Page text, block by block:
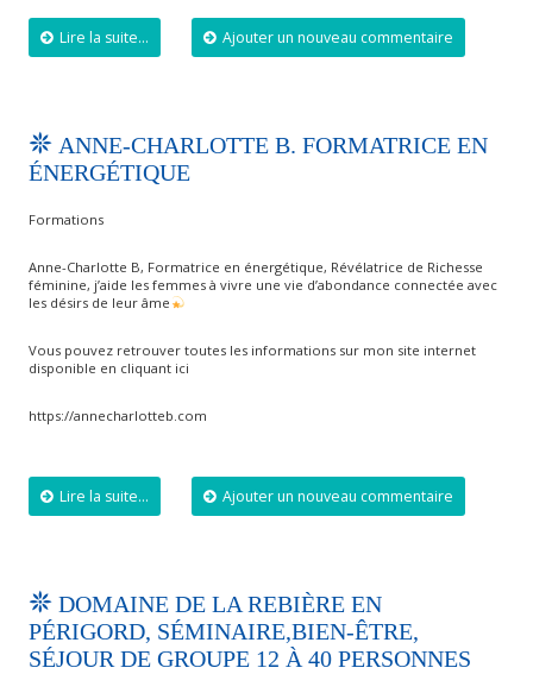
Lire la suite... Ajouter un nouveau commentaire
ANNE-CHARLOTTE B. FORMATRICE EN
ÉNERGÉTIQUE
Formations
Anne-Charlotte B, Formatrice en énergétique, Révélatrice de Richesse
féminine, j’aide les femmes à vivre une vie d’abondance connectée avec
les désirs de leur âme
Vous pouvez retrouver toutes les informations sur mon site internet
disponible en cliquant ici
https://annecharlotteb.com
Lire la suite... Ajouter un nouveau commentaire
DOMAINE DE LA REBIÈRE EN
PÉRIGORD, SÉMINAIRE,BIEN-ÊTRE,
SÉJOUR DE GROUPE 12 À 40 PERSONNES